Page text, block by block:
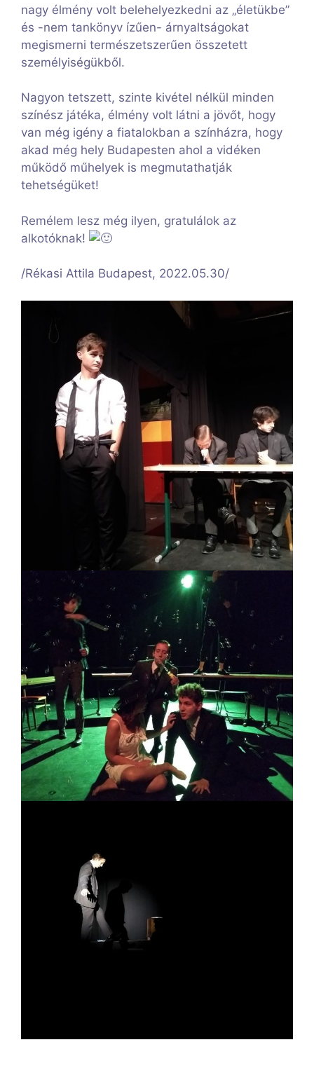
nagy élmény volt belehelyezkedni az „életükbe”
és -nem tankönyv ízűen- árnyaltságokat
megismerni természetszerűen összetett
személyiségükből.
Nagyon tetszett, szinte kivétel nélkül minden
színész játéka, élmény volt látni a jövőt, hogy
van még igény a fiatalokban a színházra, hogy
akad még hely Budapesten ahol a vidéken
működő műhelyek is megmutathatják
tehetségüket!
Remélem lesz még ilyen, gratulálok az
alkotóknak!
/Rékasi Attila Budapest, 2022.05.30/